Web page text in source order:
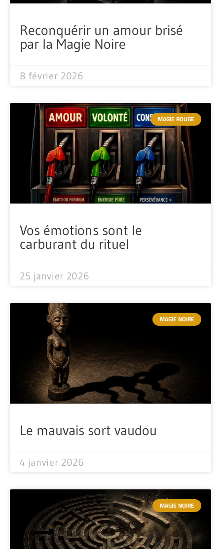
Reconquérir un amour brisé
par la Magie Noire
8 février 2026
MAGIE ROUGE
Vos émotions sont le
carburant du rituel
25 janvier 2026
MAGIE NOIRE
Le mauvais sort vaudou
4 janvier 2026
MAGIE NOIRE